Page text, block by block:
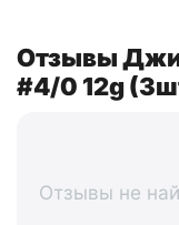
Отзывы
#4/0 12g
Отзывы не